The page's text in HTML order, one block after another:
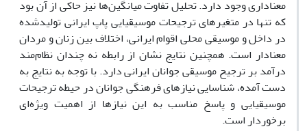
معناداری وجود دارد. تحلیل تفاوت میانگین‌ها نیز حاکی از آن بود
که تنها در متغیرهای ترجیحات موسیقیایی پاپ ایرانی تولید‌شده
در داخل و موسیقی محلی اقوام ایرانی، اختلاف بین زنان و مردان
معنادار است. همچنین نتایج نشان از رابطه نه چندان نظام‌مند
درآمد بر ترجیح موسیقی جوانان ایرانی دارد. با توجه به نتایج به
دست آمده، شناسایی نیازهای فرهنگی جوانان در حیطه ترجیحات
موسیقیایی و پاسخ مناسب به این نیازها از اهمیت ویژه‌‌ا‌ی
برخوردار است.